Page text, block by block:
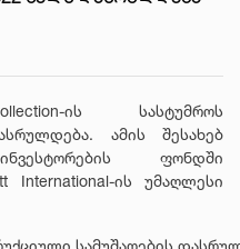
ის სასტუმროს
ამის შესახებ
ფონდში
International-ის უმაღლესი
სამუშაოების